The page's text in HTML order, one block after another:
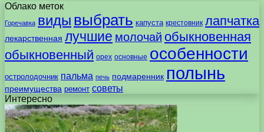
Облако меток
Горечавка виды выбрать капуста крестовник лапчатка
лекарственная лучшие молочай обыкновенная
обыкновенный орех основные особенности
остролодочник пальма печь подмаренник полынь
преимущества ремонт советы
Интересно